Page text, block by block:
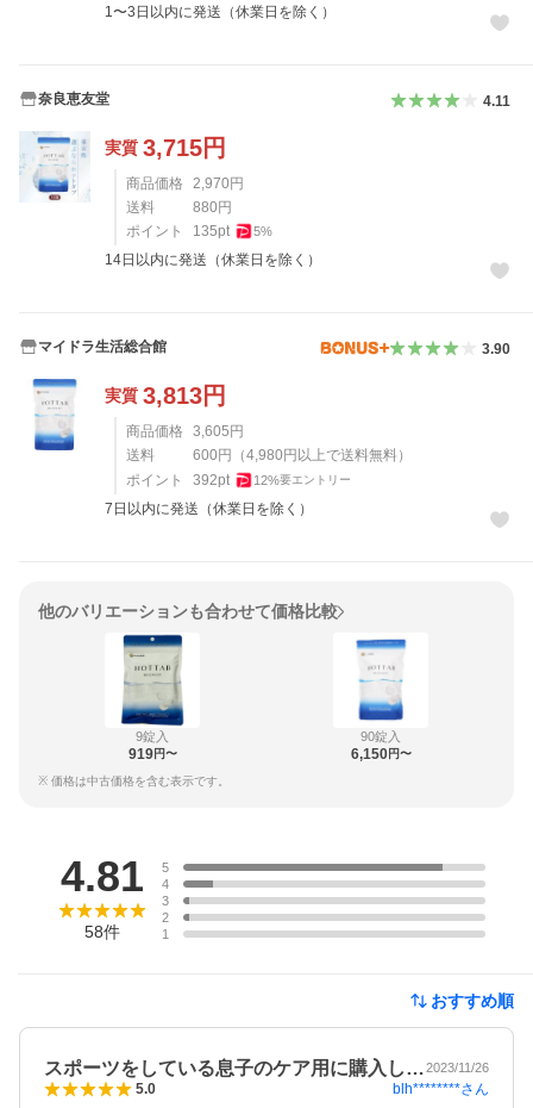
1〜3日以内に発送（休業日を除く）
奈良恵友堂 4.11
実質 3,715円
商品価格 2,970円
送料
880円
ポイント
135pt 5%
14日以内に発送（休業日を除く）
マイドラ生活総合館 3.90
実質 3,813円
商品価格 3,605円
送料
600円 （4,980円以上で送料無料）
ポイント
392pt 12%要エントリー
7日以内に発送（休業日を除く）
他のバリエーションも合わせて価格比較
9錠入
919円〜
90錠入
6,150円〜
※ 価格は中古価格を含む表示です。
4.81
58件
5
4
3
2
1
おすすめ順
スポーツをしている息子のケア用に購入し…2023/11/26
5.0 blh********さん